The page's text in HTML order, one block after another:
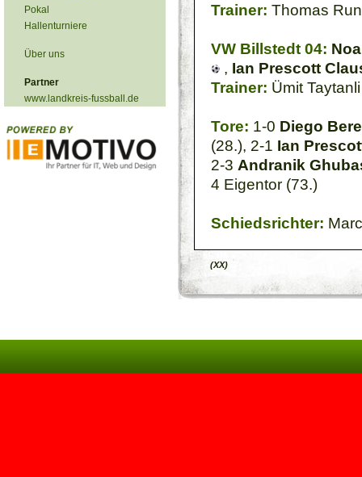
Pokal
Hallenturniere
Über uns
Partner
www.landkreis-fussball.de
Trainer: Thomas
VW Billstedt 04:
, Ian Prescott
Trainer: Ümit Taytanli
Tore: 1-0 Diego
(28.), 2-1 Ian
2-3 Andranik
4 Eigentor (73.)
Schiedsrichter:
(XX)